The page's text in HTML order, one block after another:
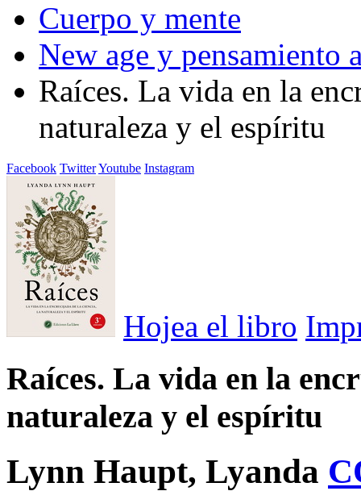
Cuerpo y mente
New age y pensamiento
Raíces. La vida en la
naturaleza y el espíritu
Facebook TwitterYoutube Instagram
Hojea el libro
Raíces. La vida en la
naturaleza y el espíritu
Lynn Haupt, Lyanda